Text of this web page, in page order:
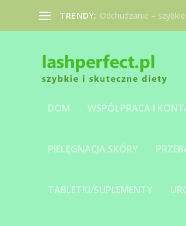
TRENDY: Odchudzanie –
DOM WSPÓŁPRACA I
PIELĘGNACJA SKÓRY
TABLETKI/SUPLEMENTY